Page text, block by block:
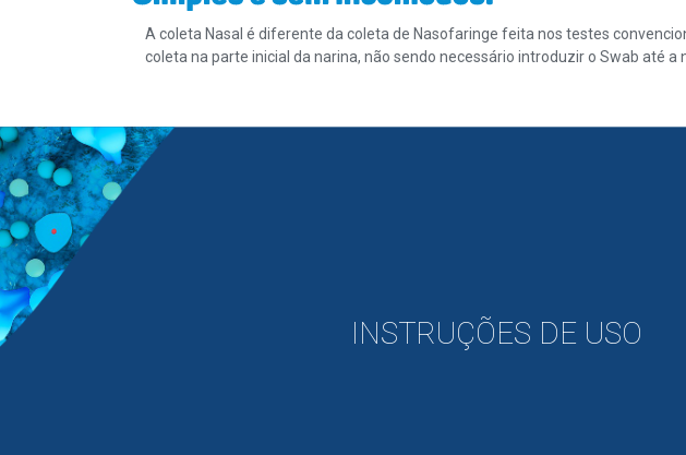
A coleta Nasal é diferente da coleta de Nasofaringe feita nos testes
coleta na parte inicial da narina, não sendo necessário introduzir o Swab até a
INSTRUÇÕES DE USO